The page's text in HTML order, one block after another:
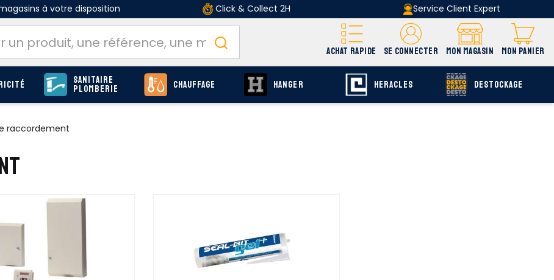
à votre disposition Click & Collect 2H Service Client Expert
ACHAT RAPIDE SE CONNECTER MON MAGASIN MON PANIER
Sanitaire
Plomberie Chauffage HANGER HERACLES DESTOCKAGE
raccordement